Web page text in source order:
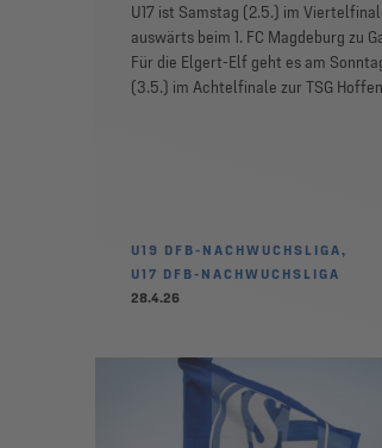
U17 ist Samstag (2.5.) im
auswärts beim 1. FC Magdeburg zu
Für die Elgert-Elf geht es am
(3.5.) im Achtelfinale zur TSG
U19 DFB-NACHWUCHSLIGA,
U17 DFB-NACHWUCHSLIGA
28.4.26